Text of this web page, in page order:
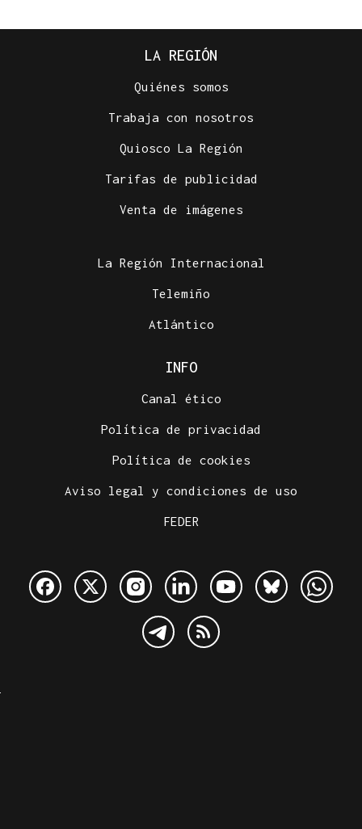
LA REGIÓN
Quiénes somos
Trabaja con nosotros
Quiosco La Región
Tarifas de publicidad
Venta de imágenes
La Región Internacional
Telemiño
Atlántico
INFO
Canal ético
Política de privacidad
Política de cookies
Aviso legal y condiciones de uso
FEDER